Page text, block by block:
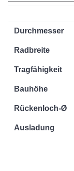
Durchmesser
Radbreite
Tragfähigkeit
Bauhöhe
Rückenloch-Ø
Ausladung